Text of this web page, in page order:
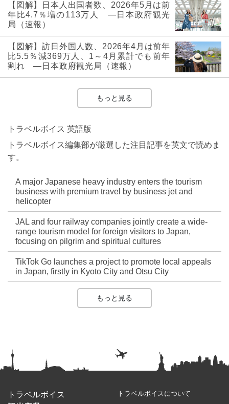
【図解】日本人出国者数、2026年5月は前
年比4.7％増の113万人 ―日本政府観光
局（速報）
【図解】訪日外国人数、2026年4月は前年
比5.5％減369万人、1～4月累計でも前年
割れ ―日本政府観光局（速報）
もっと見る
トラベルボイス 英語版
トラベルボイス編集部が厳選した注目記事を英文で読めま
す。
A major Japanese heavy industry enters the tourism
business with premium travel by business jet and
helicopter
JAL and four railway companies jointly create a wide-
range tourism model for foreign visitors to Japan,
focusing on pilgrim and spiritual cultures
TikTok Go launches a project to promote local appeals
in Japan, firstly in Kyoto City and Otsu City
もっと見る
トラベルボイス
トラベルボイスについて